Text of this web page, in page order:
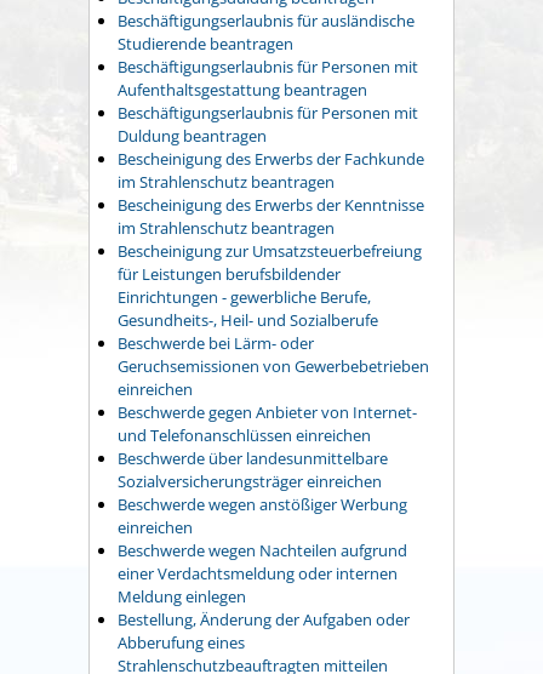
Beschäftigungserlaubnis für ausländische
Studierende beantragen
Beschäftigungserlaubnis für Personen mit
Aufenthaltsgestattung beantragen
Beschäftigungserlaubnis für Personen mit
Duldung beantragen
Bescheinigung des Erwerbs der Fachkunde
im Strahlenschutz beantragen
Bescheinigung des Erwerbs der Kenntnisse
im Strahlenschutz beantragen
Bescheinigung zur Umsatzsteuerbefreiung
für Leistungen berufsbildender
Einrichtungen - gewerbliche Berufe,
Gesundheits-, Heil- und Sozialberufe
Beschwerde bei Lärm- oder
Geruchsemissionen von Gewerbebetrieben
einreichen
Beschwerde gegen Anbieter von Internet-
und Telefonanschlüssen einreichen
Beschwerde über landesunmittelbare
Sozialversicherungsträger einreichen
Beschwerde wegen anstößiger Werbung
einreichen
Beschwerde wegen Nachteilen aufgrund
einer Verdachtsmeldung oder internen
Meldung einlegen
Bestellung, Änderung der Aufgaben oder
Abberufung eines
Strahlenschutzbeauftragten mitteilen